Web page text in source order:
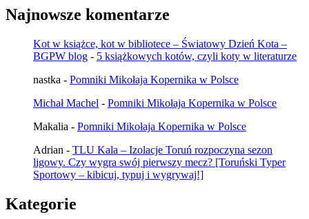
Najnowsze komentarze
Kot w książce, kot w bibliotece – Światowy Dzień Kota –
BGPW blog - 5 książkowych kotów, czyli koty w literaturze
nastka - Pomniki Mikołaja Kopernika w Polsce
Michał Machel - Pomniki Mikołaja Kopernika w Polsce
Makalia - Pomniki Mikołaja Kopernika w Polsce
Adrian - TLU Kala – Izolacje Toruń rozpoczyna sezon
ligowy. Czy wygra swój pierwszy mecz? [Toruński Typer
Sportowy – kibicuj, typuj i wygrywaj!]
Kategorie